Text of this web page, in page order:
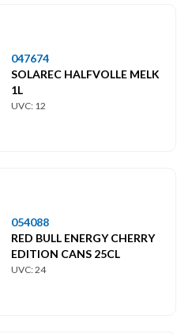
047674
SOLAREC HALFVOLLE MELK
1L
UVC: 12
054088
RED BULL ENERGY CHERRY
EDITION CANS 25CL
UVC: 24